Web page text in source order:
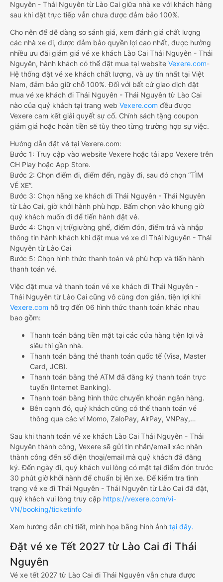
Nguyên - Thái Nguyên từ Lào Cai giữa nhà xe với khách hàng
sau khi đặt trực tiếp vẫn chưa được đảm bảo 100%.
Cho nên để dễ dàng so sánh giá, xem đánh giá chất lượng
các nhà xe đi, được đảm bảo quyền lợi cao nhất, được hưởng
nhiều ưu đãi giảm giá vé xe khách Lào Cai Thái Nguyên - Thái
Nguyên, hành khách có thể đặt mua tại website Vexere.com-
Hệ thống đặt vé xe khách chất lượng, và uy tín nhất tại Việt
Nam, đảm bảo giữ chỗ 100%. Đối với bất cứ giao dịch đặt
mua vé xe khách đi Thái Nguyên - Thái Nguyên từ Lào Cai
nào của quý khách tại trang web Vexere.com đều được
Vexere cam kết giải quyết sự cố. Chính sách tặng coupon
giảm giá hoặc hoàn tiền sẽ tùy theo từng trường hợp sự việc.
Hướng dẫn đặt vé tại Vexere.com:
Bước 1: Truy cập vào website Vexere hoặc tải app Vexere trên
CH Play hoặc App Store.
Bước 2: Chọn điểm đi, điểm đến, ngày đi, sau đó chọn “TÌM
VÉ XE”.
Bước 3: Chọn hãng xe khách đi Thái Nguyên - Thái Nguyên
từ Lào Cai, giờ khởi hành phù hợp. Bấm chọn vào khung giờ
quý khách muốn đi để tiến hành đặt vé.
Bước 4: Chọn vị trí/giường ghế, điểm đón, điểm trả và nhập
thông tin hành khách khi đặt mua vé xe đi Thái Nguyên - Thái
Nguyên từ Lào Cai
Bước 5: Chọn hình thức thanh toán vé phù hợp và tiến hành
thanh toán vé.
Việc đặt mua và thanh toán vé xe khách đi Thái Nguyên -
Thái Nguyên từ Lào Cai cũng vô cùng đơn giản, tiện lợi khi
Vexere.com hỗ trợ đến 06 hình thức thanh toán khác nhau
bao gồm:
Thanh toán bằng tiền mặt tại các cửa hàng tiện lợi và
siêu thị gần nhà.
Thanh toán bằng thẻ thanh toán quốc tế (Visa, Master
Card, JCB).
Thanh toán bằng thẻ ATM đã đăng ký thanh toán trực
tuyến (Internet Banking).
Thanh toán bằng hình thức chuyển khoản ngân hàng.
Bên cạnh đó, quý khách cũng có thể thanh toán vé
thông qua các ví Momo, ZaloPay, AirPay, VNPay,…
Sau khi thanh toán vé xe khách Lào Cai Thái Nguyên - Thái
Nguyên thành công, Vexere sẽ gửi tin nhắn/email xác nhận
thành công đến số điện thoại/email mà quý khách đã đăng
ký. Đến ngày đi, quý khách vui lòng có mặt tại điểm đón trước
30 phút giờ khởi hành để chuẩn bị lên xe. Để kiểm tra tình
trạng vé xe đi Thái Nguyên - Thái Nguyên từ Lào Cai đã đặt,
quý khách vui lòng truy cập https://vexere.com/vi-
VN/booking/ticketinfo
Xem hướng dẫn chi tiết, minh họa bằng hình ảnh tại đây.
Đặt vé xe Tết 2027 từ Lào Cai đi Thái
Nguyên
Vé xe tết 2027 từ Lào Cai đi Thái Nguyên vẫn chưa được